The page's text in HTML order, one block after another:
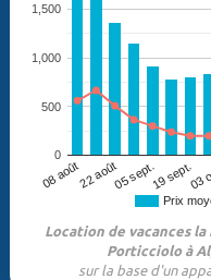
Prix
08 août22 août05 sept.19 sept.03
0
500
1,000
1,500
Location de vacances la
Porticciolo à
sur la base d'un